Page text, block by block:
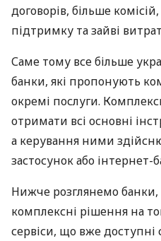
договорів, більше
підтримку та зайві
Саме тому все більше
банки, які пропонують
окремі послуги.
отримати всі основні
а керування ними
застосунок або інтернет-
Нижче розглянемо
комплексні рішення на
сервіси, що вже